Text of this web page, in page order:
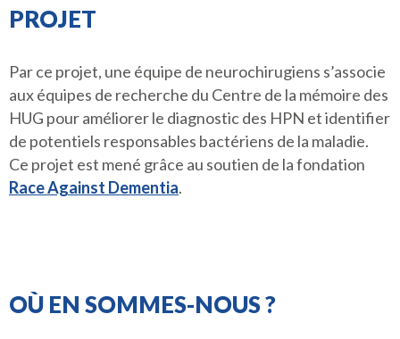
PROJET
Par ce projet, une équipe de neurochirugiens s’associe
aux équipes de recherche du Centre de la mémoire des
HUG pour améliorer le diagnostic des HPN et identifier
de potentiels responsables bactériens de la maladie.
Ce projet est mené grâce au soutien de la fondation
Race Against Dementia.
OÙ EN SOMMES-NOUS ?